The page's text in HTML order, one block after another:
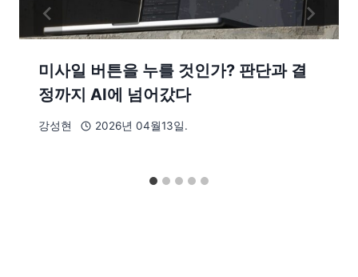
미사일 버튼을 누를 것인가? 판단과 결
정까지 AI에 넘어갔다
강성현 2026년 04월13일.